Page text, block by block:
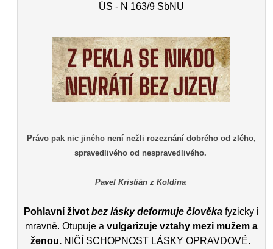
ÚS - N 163/9 SbNU
Právo pak nic jiného není nežli rozeznání dobrého od zlého,
spravedlivého od nespravedlivého.
Pavel Kristián z Koldína
Pohlavní život bez lásky deformuje člověka fyzicky i
mravně. Otupuje avulgarizuje vztahy mezi mužem a
ženou. NIČÍ SCHOPNOST LÁSKY OPRAVDOVÉ.